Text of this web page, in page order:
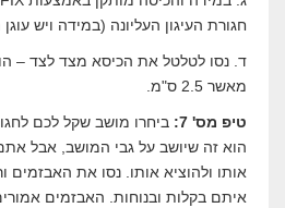
חגורת העיגון העליונה (במידה ויש
ד. נסו לטלטל את הכיסא מצד לצד –
מאשר 2.5 ס"מ.
טיפ מס' 7:
ביחרו מושב שקל לכם
הוא זה שיושב על גבי המושב, אבל
אותו ולהוציא אותו. נסו את
איתם בקלות ובנוחות. האבזמים